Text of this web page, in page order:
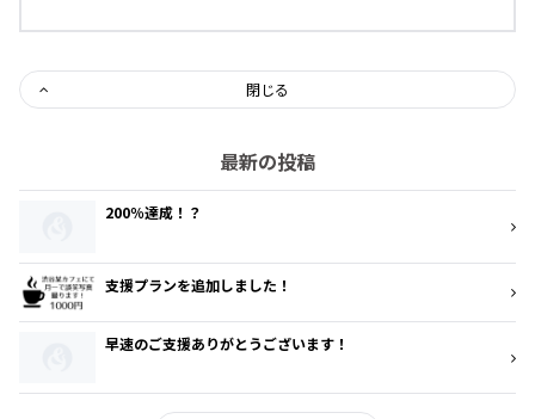
閉じる
最新の投稿
200％達成！？
支援プランを追加しました！
早速のご支援ありがとうございます！